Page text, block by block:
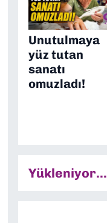
Unutulmaya
yüz tutan
sanatı
omuzladı!
Yükleniyor...